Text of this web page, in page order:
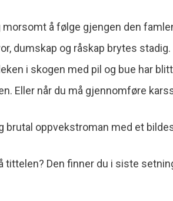
morsomt å følge gjengen den
dumskap og råskap brytes
i skogen med pil og bue har
Eller når du må gjennomføre
brutal oppvekstroman med et
tittelen? Den finner du i siste